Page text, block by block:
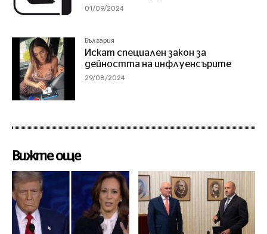
01/09/2024
България
Искат специален закон за
дейността на инфлуенсърите
29/08/2024
Вижте още